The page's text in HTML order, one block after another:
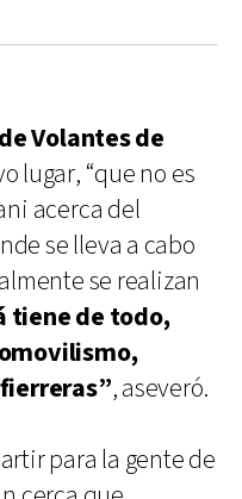
Volantes de
lugar, “que no es
acerca del
se lleva a cabo
se realizan
tiene de todo,
, aseveró.
para la gente de